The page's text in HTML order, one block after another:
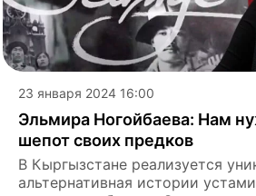
23 января 2024 16:00
Эльмира Ногойбаева: Нам
шепот своих предков
В Кыргызстане реализуется
альтернативная истории